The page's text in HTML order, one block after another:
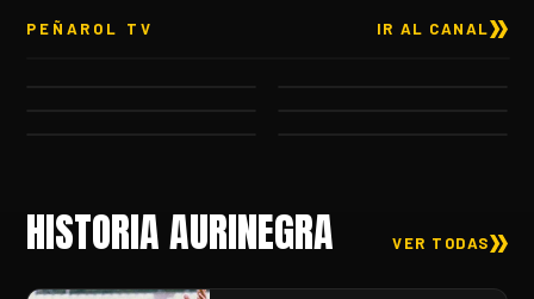
PEÑAROL TV IR AL CANAL
HISTORIA AURINEGRA VER TODAS